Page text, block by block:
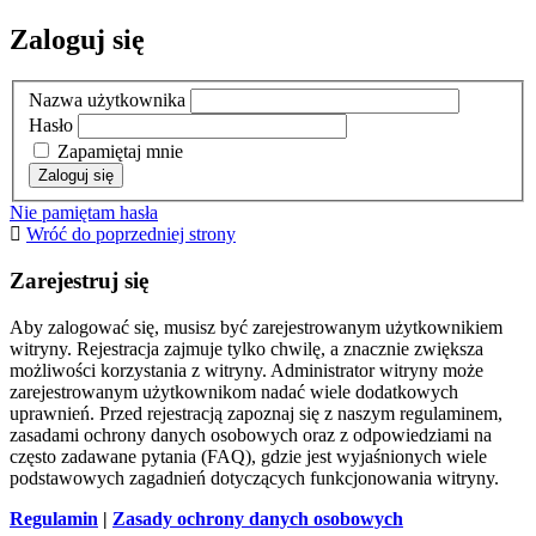
Zaloguj się
Nazwa użytkownika
Hasło
Zapamiętaj mnie
Nie pamiętam hasła
Wróć do poprzedniej strony
Zarejestruj się
Aby zalogować się, musisz być zarejestrowanym użytkownikiem
witryny. Rejestracja zajmuje tylko chwilę, a znacznie zwiększa
możliwości korzystania z witryny. Administrator witryny może
zarejestrowanym użytkownikom nadać wiele dodatkowych
uprawnień. Przed rejestracją zapoznaj się z naszym regulaminem,
zasadami ochrony danych osobowych oraz z odpowiedziami na
często zadawane pytania (FAQ), gdzie jest wyjaśnionych wiele
podstawowych zagadnień dotyczących funkcjonowania witryny.
Regulamin | Zasady ochrony danych osobowych